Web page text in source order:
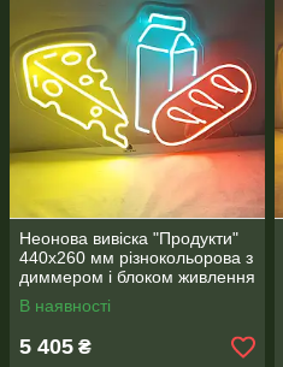
Неонова вивіска "Продукти"
440х260 мм різнокольорова з
диммером і блоком живлення
В наявності
5 405 ₴